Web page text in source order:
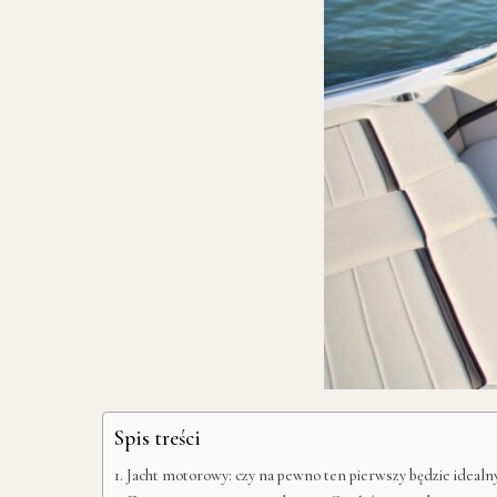
Spis treści
Jacht motorowy: czy na pewno ten pierwszy będzie